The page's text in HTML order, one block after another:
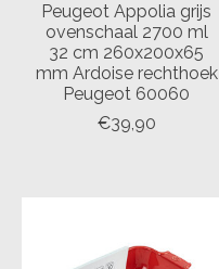
Peugeot Appolia grijs
ovenschaal 2700 ml
32 cm 260x200x65
mm Ardoise rechthoek
Peugeot 60060
€39,90